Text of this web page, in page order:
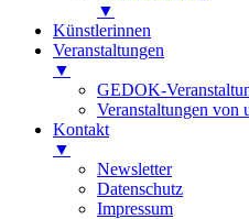
▼
Künstlerinnen
Veranstaltungen
▼
GEDOK-
Veranstaltungen von
Kontakt
▼
Newsletter
Datenschutz
Impressum